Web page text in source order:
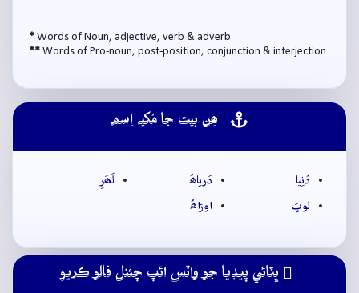
* Words of Noun, adjective, verb & adverb
** Words of Pro-noun, post-position, conjunction & interjection
ھِن بيت جا مُکيہ اِسم
دُنِيا دَرياھُ
لَھَرِ
لوڀَ
اوڙاھُ
ڀٽائي پيڊيا جو واٽس ائپ چئنل فالو ڪريو